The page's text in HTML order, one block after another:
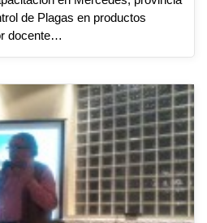
de Plagas en productos
docente…